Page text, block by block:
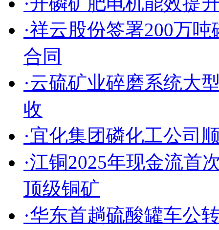
·祥云股份签署200万
合同
·云硫矿业碎磨系统大
收
·宜化集团磷化工公司
·江铜2025年现金流首
顶级铜矿
·华东首趟硫酸罐车公